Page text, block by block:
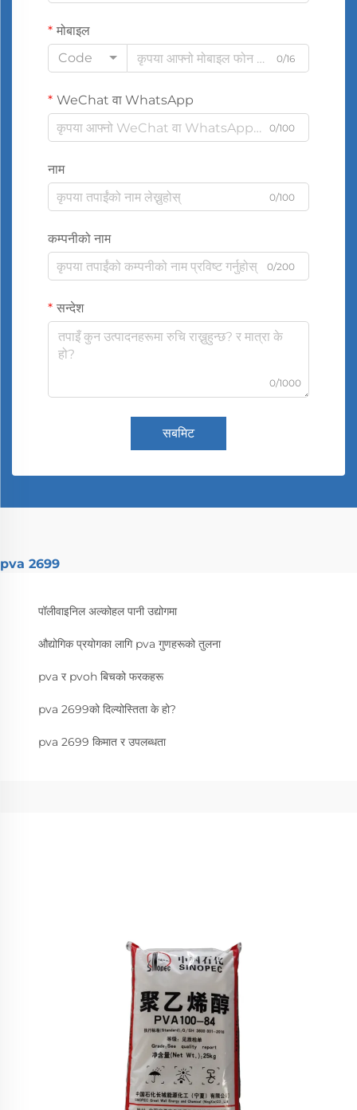
मोबाइल
Code
0/16
WeChat वा WhatsApp
0/100
नाम
0/100
कम्पनीको नाम
0/200
सन्देश
0/1000
सबमिट
pva 2699
पॉलीवाइनिल अल्कोहल पानी उद्योगमा
औद्योगिक प्रयोगका लागि pva गुणहरूको तुलना
pva र pvoh बिचको फरकहरू
pva 2699को दिल्योस्तिता के हो?
pva 2699 किमात र उपलब्धता